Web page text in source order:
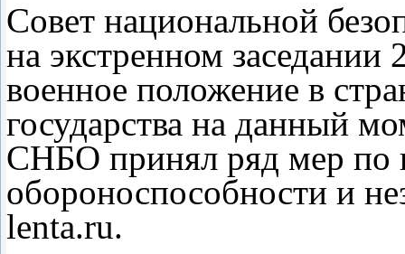
Совет национальной
на экстренном заседании
военное положение в
государства на данный
СНБО принял ряд мер
обороноспособности и
lenta.ru.